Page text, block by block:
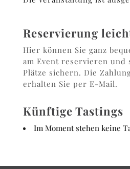
Reservierung
Hier können Sie ganz
am Event reservieren und
Plätze sichern. Die
erhalten Sie per E-Mail.
Künftige Tastings
Im Moment stehen keine